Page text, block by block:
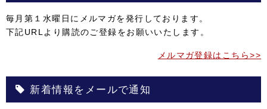
毎月第１水曜日にメルマガを発行しております。
下記URLより購読のご登録をお願いいたします。
メルマガ登録はこちら>>
新着情報をメールで通知